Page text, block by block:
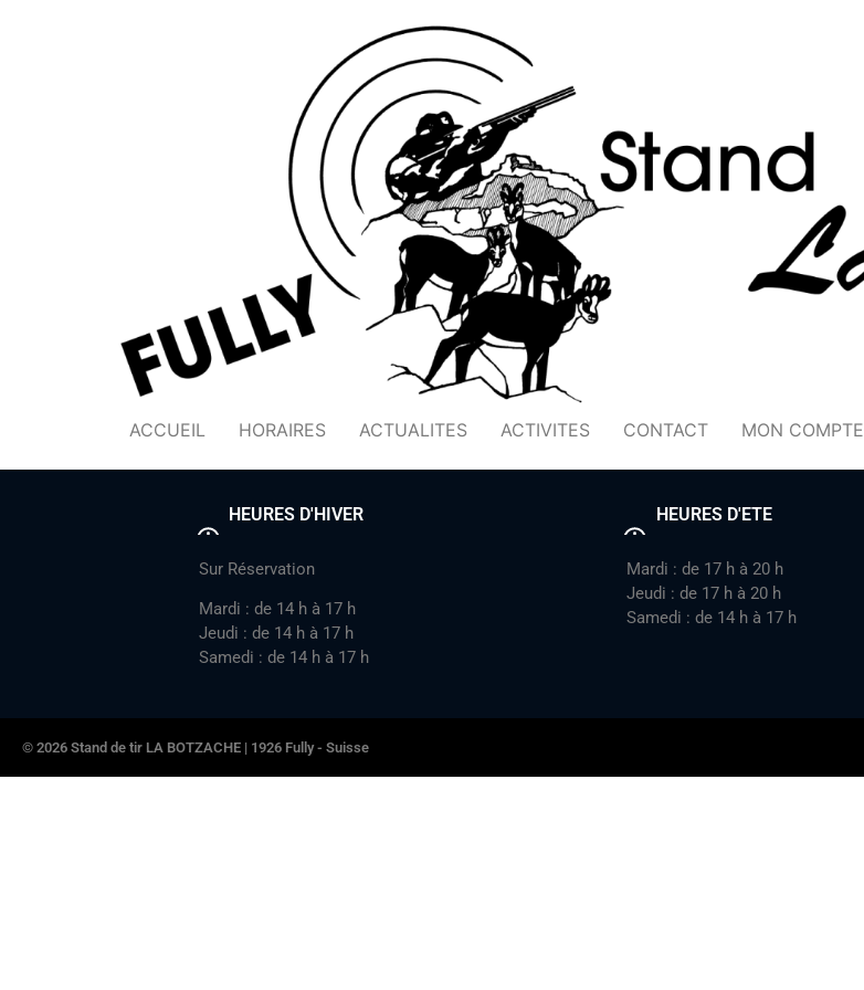
ACCUEIL HORAIRES ACTUALITES ACTIVITES CONTACT MON COMPTE
HEURES D'HIVER
HEURES D'ETE
Sur Réservation
Mardi : de 14 h à 17 h
Jeudi : de 14 h à 17 h
Samedi : de 14 h à 17 h
Mardi : de 17 h à 20 h
Jeudi : de 17 h à 20 h
Samedi : de 14 h à 17 h
© 2026 Stand de tir LA BOTZACHE | 1926 Fully - Suisse